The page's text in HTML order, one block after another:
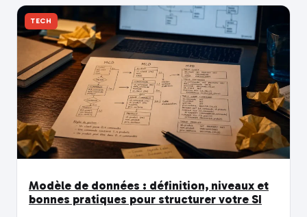
TECH
Modèle de données : définition, niveaux et
bonnes pratiques pour structurer votre SI